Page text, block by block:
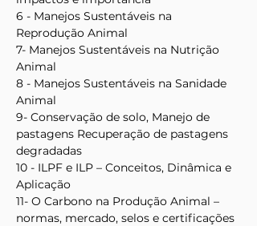
6 - Manejos Sustentáveis na
Reprodução Animal
7- Manejos Sustentáveis na Nutrição
Animal
8 - Manejos Sustentáveis na Sanidade
Animal
9- Conservação de solo, Manejo de
pastagens Recuperação de pastagens
degradadas
10 - ILPF e ILP – Conceitos, Dinâmica e
Aplicação
11- O Carbono na Produção Animal –
normas, mercado, selos e certificações